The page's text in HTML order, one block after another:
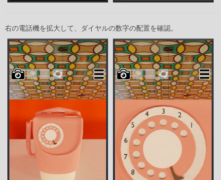
右の電話機を拡大して、ダイヤルの数字の配置を確認。